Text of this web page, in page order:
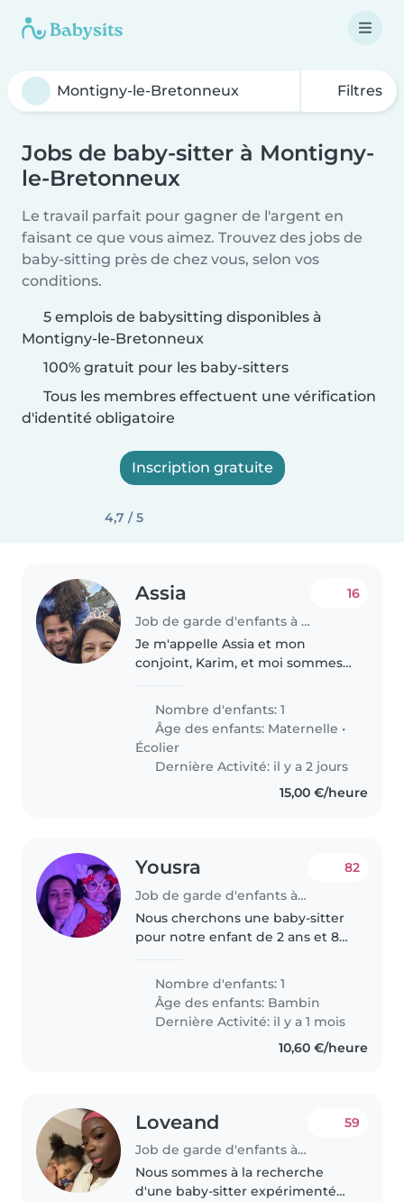
Filtres
Jobs de baby-sitter à Montigny-
le-Bretonneux
Le travail parfait pour gagner de l'argent en
faisant ce que vous aimez. Trouvez des jobs de
baby-sitting près de chez vous, selon vos
conditions.
5 emplois de babysitting disponibles à
Montigny-le-Bretonneux
100% gratuit pour les baby-sitters
Tous les membres effectuent une vérification
d'identité obligatoire
Inscription gratuite
4,7 / 5
Assia
Job de garde d'enfants à Montigny-le-Bretonneux
16
Je m'appelle Assia et mon
conjoint, Karim, et moi sommes
fille de 5 ans. C'est une enfant
très calme, timide, joyeuse,
curieuse et intelligente.
Nombre d'enfants: 1
Âge des enfants: Maternelle •
Écolier
Dernière Activité: il y a 2 jours
15,00 €/heure
Yousra
Job de garde d'enfants à Montigny-le-Bretonneux
82
Nous cherchons une baby-sitter
pour notre enfant de 2 ans et 8
préférons que la baby-sitter
vienne à notre domicile. Si..
Nombre d'enfants: 1
Âge des enfants: Bambin
Dernière Activité: il y a 1 mois
10,60 €/heure
Loveand
Job de garde d'enfants à Montigny-le-Bretonneux
59
Nous sommes à la recherche
d'une baby-sitter expérimentée